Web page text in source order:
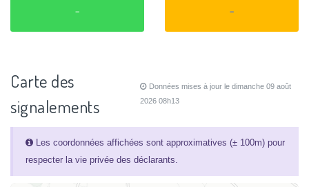
= =
Carte des
signalements
Données mises à jour le dimanche 09 août
2026 08h13
Les coordonnées affichées sont approximatives (± 100m) pour
respecter la vie privée des déclarants.